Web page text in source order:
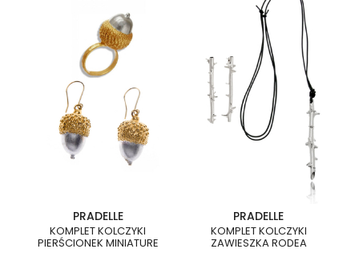
PRADELLE
KOMPLET KOLCZYKI
PIERŚCIONEK MINIATURE
PRADELLE
KOMPLET KOLCZYKI
ZAWIESZKA RODEA